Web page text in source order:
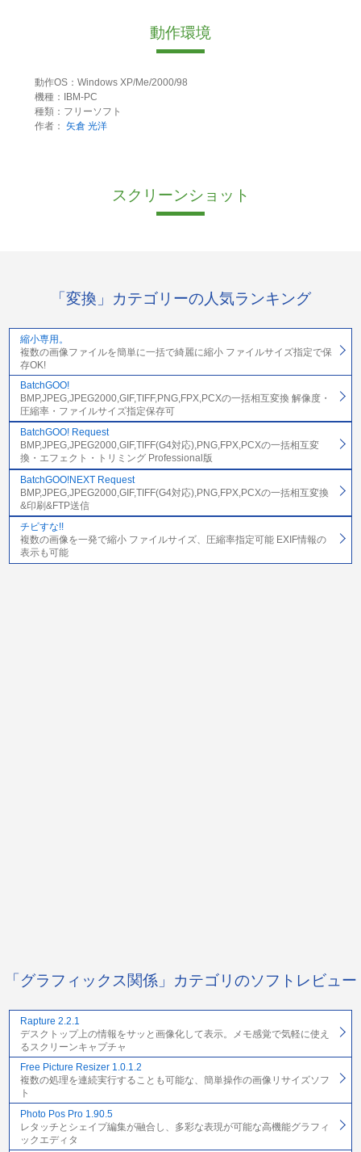
動作環境
動作OS：Windows XP/Me/2000/98
機種：IBM-PC
種類：フリーソフト
作者： 矢倉 光洋
スクリーンショット
「変換」カテゴリーの人気ランキング
縮小専用。
複数の画像ファイルを簡単に一括で綺麗に縮小 ファイルサイズ指定で保
存OK!
BatchGOO!
BMP,JPEG,JPEG2000,GIF,TIFF,PNG,FPX,PCXの一括相互変換 解像度・
圧縮率・ファイルサイズ指定保存可
BatchGOO! Request
BMP,JPEG,JPEG2000,GIF,TIFF(G4対応),PNG,FPX,PCXの一括相互変
換・エフェクト・トリミング Professional版
BatchGOO!NEXT Request
BMP,JPEG,JPEG2000,GIF,TIFF(G4対応),PNG,FPX,PCXの一括相互変換
&印刷&FTP送信
チビすな!!
複数の画像を一発で縮小 ファイルサイズ、圧縮率指定可能 EXIF情報の
表示も可能
「グラフィックス関係」カテゴリのソフトレビュー
Rapture 2.2.1
デスクトップ上の情報をサッと画像化して表示。メモ感覚で気軽に使え
るスクリーンキャプチャ
Free Picture Resizer 1.0.1.2
複数の処理を連続実行することも可能な、簡単操作の画像リサイズソフ
ト
Photo Pos Pro 1.90.5
レタッチとシェイプ編集が融合し、多彩な表現が可能な高機能グラフィ
ックエディタ